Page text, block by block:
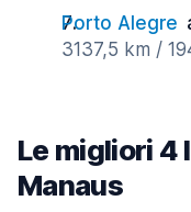
Porto Alegre
3137,5 km /
Le migliori 4
Manaus